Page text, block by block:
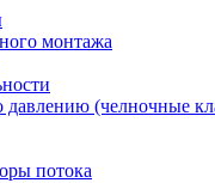
монтажа
давлению (челночные
потока